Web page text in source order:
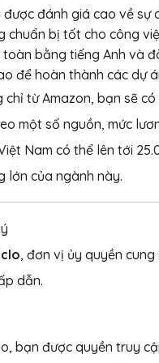
được đánh giá cao về sự
chuẩn bị tốt cho công
bằng tiếng Anh và
để hoàn thành các dự
từ Amazon, bạn sẽ
một số nguồn, mức
Nam có thể lên tới
lớn của ngành này.
, đơn vị ủy quyền
dẫn.
bạn được quyền truy